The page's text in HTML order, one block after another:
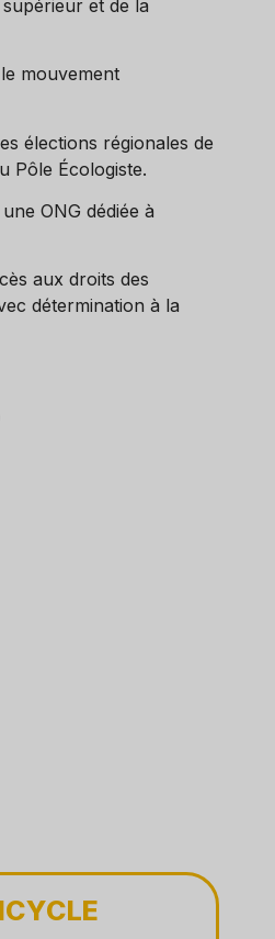
supérieur et de la
mouvement
élections régionales de
Pôle Écologiste.
ONG dédiée à
aux droits des
détermination à la